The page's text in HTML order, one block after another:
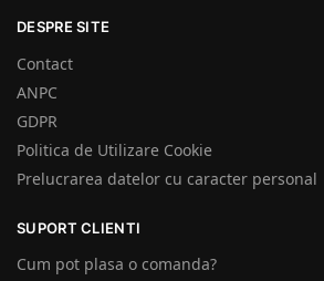
DESPRE SITE
Contact
ANPC
GDPR
Politica de Utilizare Cookie
Prelucrarea datelor cu caracter personal
SUPORT CLIENTI
Cum pot plasa o comanda?